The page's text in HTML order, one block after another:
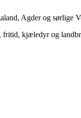
Agder og sørlige
fritid, kjæledyr og